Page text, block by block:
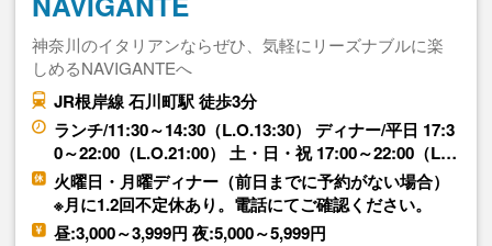
神奈川のイタリアンならぜひ、気軽にリーズナブルに楽
しめるNAVIGANTEへ
JR根岸線 石川町駅 徒歩3分
ランチ/11:30～14:30（L.O.13:30） ディナー/平日 17:3
0～22:00（L.O.21:00） 土・日・祝 17:00～22:00（L…
火曜日・月曜ディナー（前日までに予約がない場合）
※月に1.2回不定休あり。電話にてご確認ください。
昼:3,000～3,999円 夜:5,000～5,999円